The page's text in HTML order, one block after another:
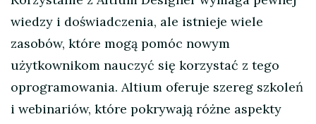
wiedzy i doświadczenia, ale istnieje wiele
zasobów, które mogą pomóc nowym
użytkownikom nauczyć się korzystać z tego
oprogramowania. Altium oferuje szereg szkoleń
i webinariów, które pokrywają różne aspekty